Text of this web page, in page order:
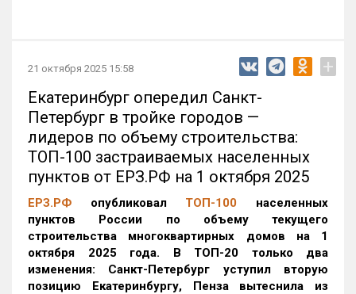
21 октября 2025 15:58 +
Екатеринбург опередил Санкт-
Петербург в тройке городов —
лидеров по объему строительства:
ТОП-100 застраиваемых населенных
пунктов от ЕРЗ.РФ на 1 октября 2025
ЕРЗ.РФ опубликовал ТОП-100 населенных
пунктов России по объему текущего
строительства многоквартирных домов на 1
октября 2025 года. В ТОП-20 только два
изменения: Санкт-Петербург уступил вторую
позицию Екатеринбургу, Пенза вытеснила из